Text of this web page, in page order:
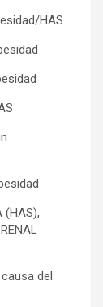
HAS
(HAS),
del